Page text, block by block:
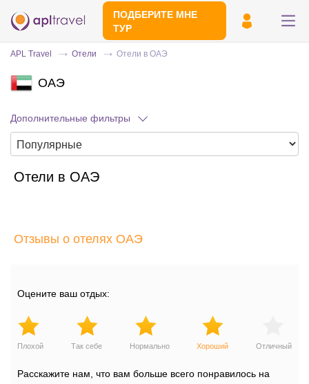
ПОДБЕРИТЕ МНЕ
ТУР
минут
APL Travel Отели Отели в ОАЭ
ОАЭ
Дополнительные фильтры
Отели в ОАЭ
Отзывы о отелях ОАЭ
Оцените ваш отдых:
Плохой Так себе Нормально Хороший Отличный
Расскажите нам, что вам больше всего понравилось на